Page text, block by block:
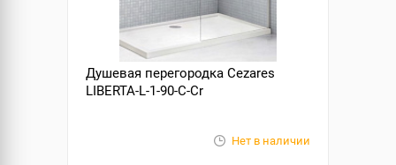
Душевая перегородка Cezares
LIBERTA-L-1-90-C-Cr
Нет в наличии